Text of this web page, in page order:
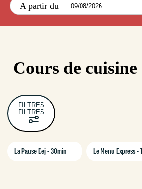
A partir du
Cours de
FILTRES
FILTRES
La Pause Dej - 30min Le Menu Express -